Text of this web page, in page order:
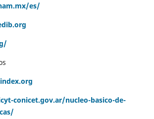
es/
conicet.gov.ar/nucleo-basico-de-